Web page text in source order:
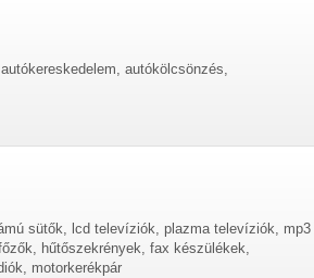
autókölcsönzés,
sütők, lcd televíziók, plazma televíziók, mp3
hűtőszekrények, fax készülékek,
motorkerékpár